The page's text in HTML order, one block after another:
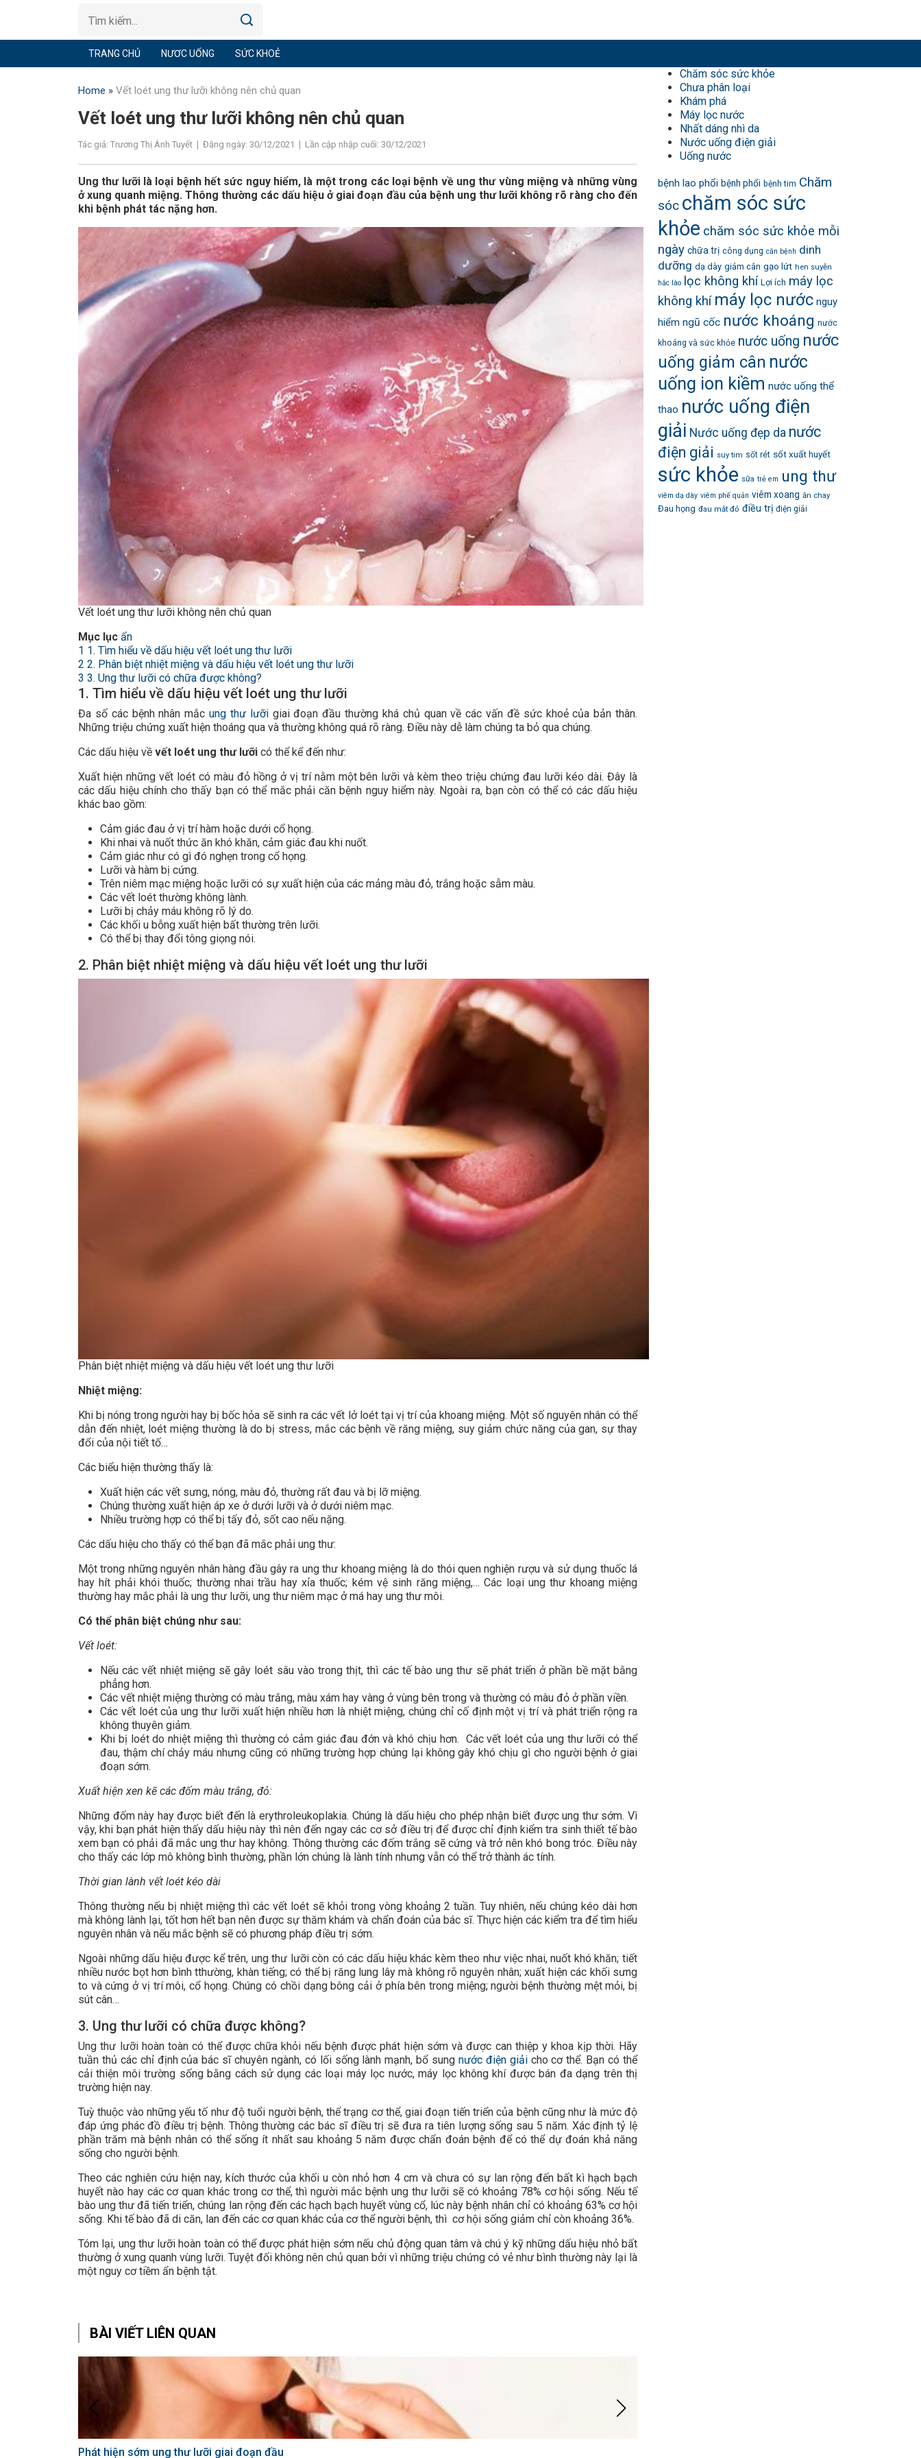
TRANG CHỦ NƯƠC UỐNG SỨC KHOẺ
Home » Vết loét ung thư lưỡi không nên chủ quan
Vết loét ung thư lưỡi không nên chủ quan
Tác giả: Trương Thị Ánh Tuyết Đăng ngày: 30/12/2021 Lần cập nhập cuối: 30/12/2021
Ung thư lưỡi là loại bệnh hết sức nguy hiểm, là một trong các loại bệnh về ung thư vùng miệng và những vùng
ở xung quanh miệng. Thông thường các dấu hiệu ở giai đoạn đầu của bệnh ung thư lưỡi không rõ ràng cho đến
khi bệnh phát tác nặng hơn.
Vết loét ung thư lưỡi không nên chủ quan
Mục lục ẩn
1 1. Tìm hiểu về dấu hiệu vết loét ung thư lưỡi
2 2. Phân biệt nhiệt miệng và dấu hiệu vết loét ung thư lưỡi
3 3. Ung thư lưỡi có chữa được không?
1. Tìm hiểu về dấu hiệu vết loét ung thư lưỡi
Đa số các bệnh nhân mắc ung thư lưỡigiai đoạn đầu thường khá chủ quan về các vấn đề sức khoẻ của bản thân.
Những triệu chứng xuất hiện thoáng qua và thường không quá rõ ràng. Điều này dễ làm chúng ta bỏ qua chúng.
Các dấu hiệu về vết loét ung thư lưỡi có thể kể đến như:
Xuất hiện những vết loét có màu đỏ hồng ở vị trí nằm một bên lưỡi và kèm theo triệu chứng đau lưỡi kéo dài. Đây là
các dấu hiệu chính cho thấy bạn có thể mắc phải căn bệnh nguy hiểm này. Ngoài ra, bạn còn có thể có các dấu hiệu
khác bao gồm:
Cảm giác đau ở vị trí hàm hoặc dưới cổ họng.
Khi nhai và nuốt thức ăn khó khăn, cảm giác đau khi nuốt.
Cảm giác như có gì đó nghẹn trong cổ họng.
Lưỡi và hàm bị cứng.
Trên niêm mạc miệng hoặc lưỡi có sự xuất hiện của các mảng màu đỏ, trắng hoặc sẫm màu.
Các vết loét thường không lành.
Lưỡi bị chảy máu không rõ lý do.
Các khối u bỗng xuất hiện bất thường trên lưỡi.
Có thể bị thay đổi tông giọng nói.
2. Phân biệt nhiệt miệng và dấu hiệu vết loét ung thư lưỡi
Phân biệt nhiệt miệng và dấu hiệu vết loét ung thư lưỡi
Nhiệt miệng:
Khi bị nóng trong người hay bị bốc hỏa sẽ sinh ra các vết lở loét tại vị trí của khoang miệng. Một số nguyên nhân có thể
dẫn đến nhiệt, loét miệng thường là do bị stress, mắc các bệnh về răng miệng, suy giảm chức năng của gan, sự thay
đổi của nội tiết tố…
Các biểu hiện thường thấy là:
Xuất hiện các vết sưng, nóng, màu đỏ, thường rất đau và bị lỡ miệng.
Chúng thường xuất hiện áp xe ở dưới lưỡi và ở dưới niêm mạc.
Nhiều trường hợp có thể bị tấy đỏ, sốt cao nếu nặng.
Các dấu hiệu cho thấy có thể bạn đã mắc phải ung thư:
Một trong những nguyên nhân hàng đầu gây ra ung thư khoang miệng là do thói quen nghiện rượu và sử dụng thuốc lá
hay hít phải khói thuốc; thường nhai trầu hay xỉa thuốc; kém vệ sinh răng miệng,… Các loại ung thư khoang miệng
thường hay mắc phải là ung thư lưỡi, ung thư niêm mạc ở má hay ung thư môi.
Có thể phân biệt chúng như sau:
Vết loét:
Nếu các vết nhiệt miệng sẽ gây loét sâu vào trong thịt, thì các tế bào ung thư sẽ phát triển ở phần bề mặt bằng
phẳng hơn.
Các vết nhiệt miệng thường có màu trắng, màu xám hay vàng ở vùng bên trong và thường có màu đỏ ở phần viền.
Các vết loét của ung thư lưỡi xuất hiện nhiều hơn là nhiệt miệng, chúng chỉ cố định một vị trí và phát triển rộng ra
không thuyên giảm.
Khi bị loét do nhiệt miệng thì thường có cảm giác đau đớn và khó chịu hơn. Các vết loét của ung thư lưỡi có thể
đau, thậm chí chảy máu nhưng cũng có những trường hợp chúng lại không gây khó chịu gì cho người bệnh ở giai
đoạn sớm.
Xuất hiện xen kẽ các đốm màu trắng, đỏ:
Những đốm này hay được biết đến là erythroleukoplakia. Chúng là dấu hiệu cho phép nhận biết được ung thư sớm. Vì
vậy, khi bạn phát hiện thấy dấu hiệu này thì nên đến ngay các cơ sở điều trị để được chỉ định kiểm tra sinh thiết tế bào
xem bạn có phải đã mắc ung thư hay không. Thông thường các đốm trắng sẽ cứng và trở nên khó bong tróc. Điều này
cho thấy các lớp mô không bình thường, phần lớn chúng là lành tính nhưng vẫn có thể trở thành ác tính.
Thời gian lành vết loét kéo dài
Thông thường nếu bị nhiệt miệng thì các vết loét sẽ khỏi trong vòng khoảng 2 tuần. Tuy nhiên, nếu chúng kéo dài hơn
mà không lành lại, tốt hơn hết bạn nên được sự thăm khám và chẩn đoán của bác sĩ. Thực hiện các kiểm tra để tìm hiểu
nguyên nhân và nếu mắc bệnh sẽ có phương pháp điều trị sớm.
Ngoài những dấu hiệu được kể trên, ung thư lưỡi còn có các dấu hiệu khác kèm theo như việc nhai, nuốt khó khăn; tiết
nhiều nước bọt hơn bình tthường, khàn tiếng; có thể bị răng lung lây mà không rõ nguyên nhân; xuất hiện các khối sưng
to và cứng ở vị trí môi, cổ họng. Chúng có chồi dạng bông cải ở phía bên trong miệng; người bệnh thường mệt mỏi, bị
sút cân…
3. Ung thư lưỡi có chữa được không?
Ung thư lưỡi hoàn toàn có thể được chữa khỏi nếu bệnh được phát hiện sớm và được can thiệp y khoa kịp thời. Hãy
tuần thủ các chỉ định của bác sĩ chuyên ngành, có lối sống lành mạnh, bổ sung nước điện giảicho cơ thể. Bạn có thể
cải thiện môi trường sống bằng cách sử dụng các loại máy lọc nước, máy lọc không khí được bán đa dạng trên thị
trường hiện nay.
Tuỳ thuộc vào những yếu tố như độ tuổi người bệnh, thể trạng cơ thể, giai đoạn tiến triển của bệnh cũng như là mức độ
đáp ứng phác đồ điều trị bệnh. Thông thường các bác sĩ điều trị sẽ đưa ra tiên lượng sống sau 5 năm. Xác định tỷ lệ
phần trăm mà bệnh nhân có thể sống ít nhất sau khoảng 5 năm được chẩn đoán bệnh để có thể dự đoán khả năng
sống cho người bệnh.
Theo các nghiên cứu hiện nay, kích thước của khối u còn nhỏ hơn 4 cm và chưa có sự lan rộng đến bất kì hạch bạch
huyết nào hay các cơ quan khác trong cơ thể, thì người mắc bệnh ung thư lưỡi sẽ có khoảng 78% cơ hội sống. Nếu tế
bào ung thư đã tiến triển, chúng lan rộng đến các hạch bạch huyết vùng cổ, lúc này bệnh nhân chỉ có khoảng 63% cơ hội
sống. Khi tế bào đã di căn, lan đến các cơ quan khác của cơ thể người bệnh, thì cơ hội sống giảm chỉ còn khoảng 36%.
Tóm lại, ung thư lưỡi hoàn toàn có thể được phát hiện sớm nếu chủ động quan tâm và chú ý kỹ những dấu hiệu nhỏ bất
thường ở xung quanh vùng lưỡi. Tuyệt đối không nên chủ quan bởi vì những triệu chứng có vẻ như bình thường này lại là
một nguy cơ tiềm ẩn bệnh tật.
BÀI VIẾT LIÊN QUAN
Phát hiện sớm ung thư lưỡi giai đoạn đầu
Chăm sóc sức khỏe
Chưa phân loại
Khám phá
Máy lọc nước
Nhất dáng nhì da
Nước uống điện giải
Uống nước
bệnh lao phổi bệnh phổi bệnh tim Chăm
sóc chăm sóc sức
khỏe chăm sóc sức khỏe mỗi
ngày chữa trị công dụng căn bệnh dinh
dưỡng dạ dày giảm cân gạo lứt hen suyễn
hắc lào lọc không khí Lợi ích máy lọc
không khí máy lọc nước nguy
hiểm ngũ cốc nước khoáng nước
khoáng và sức khỏe nước uống nước
uống giảm cân nước
uống ion kiềm nước uống thể
thao nước uống điện
giải Nước uống đẹp da nước
điện giải suy tim sốt rét sốt xuất huyết
sức khỏe sữa trẻ em ung thư
viêm dạ dày viêm phế quản viêm xoang ăn chay
Đau họng đau mắt đỏ điều trị điện giải